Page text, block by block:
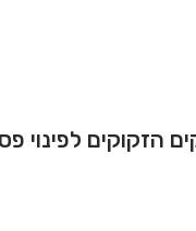
הזקוקים לפינוי